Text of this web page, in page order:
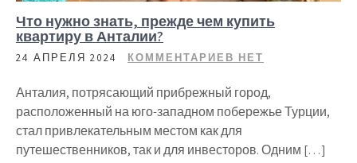
Что нужно знать, прежде чем купить
квартиру в Анталии?
24 АПРЕЛЯ 2024 КОММЕНТАРИЕВ НЕТ
Анталия, потрясающий прибрежный город,
расположенный на юго-западном побережье Турции,
стал привлекательным местом как для
путешественников, так и для инвесторов. Одним […]